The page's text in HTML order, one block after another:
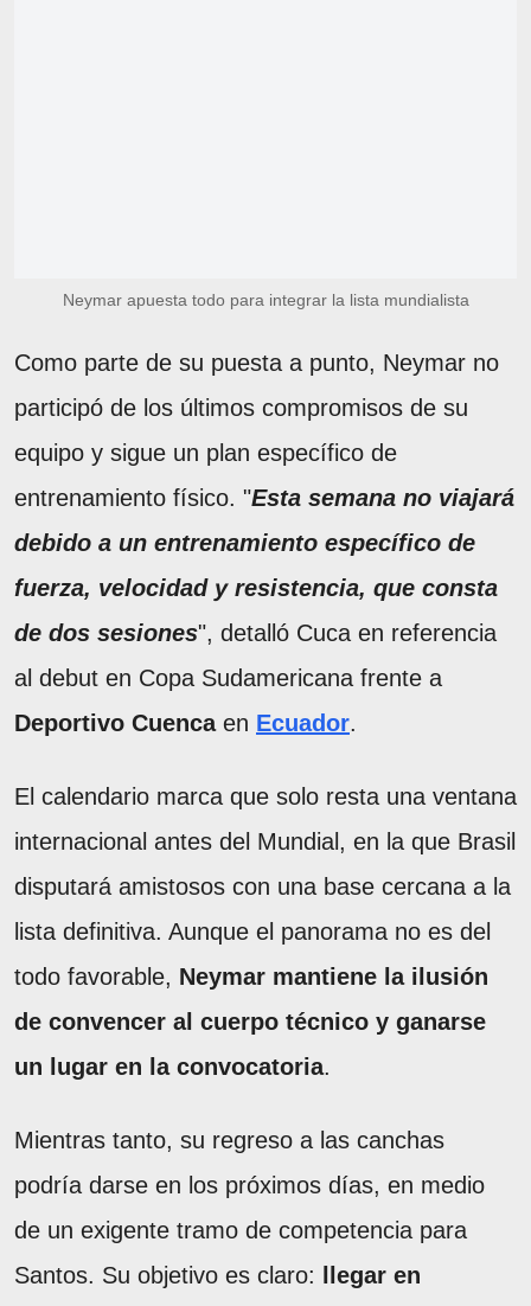
Neymar apuesta todo para integrar la lista mundialista
Como parte de su puesta a punto, Neymar no
participó de los últimos compromisos de su
equipo y sigue un plan específico de
entrenamiento físico. "Esta semana no viajará
debido a un entrenamiento específico de
fuerza, velocidad y resistencia, que consta
de dos sesiones", detalló Cuca en referencia
al debut en Copa Sudamericana frente a
Deportivo Cuencaen Ecuador.
El calendario marca que solo resta una ventana
internacional antes del Mundial, en la que Brasil
disputará amistosos con una base cercana a la
lista definitiva. Aunque el panorama no es del
todo favorable, Neymar mantiene la ilusión
de convencer al cuerpo técnico y ganarse
un lugar en la convocatoria.
Mientras tanto, su regreso a las canchas
podría darse en los próximos días, en medio
de un exigente tramo de competencia para
Santos. Su objetivo es claro:
llegar en